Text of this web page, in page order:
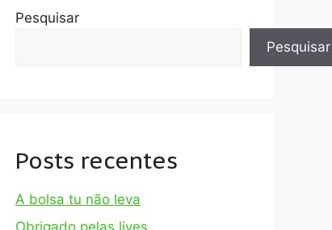
Pesquisar
Pesquisar
Posts recentes
A bolsa tu não leva
Obrigado pelas lives